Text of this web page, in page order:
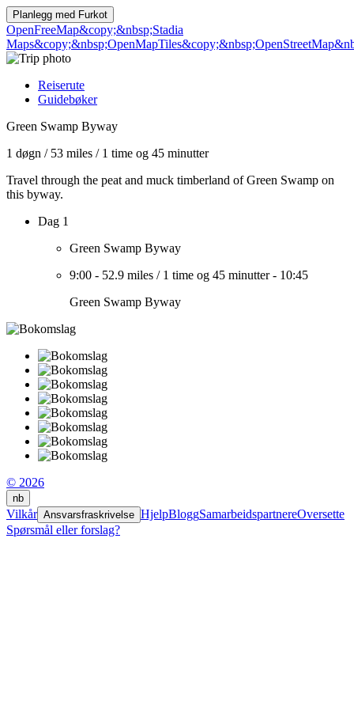
Planlegg med Furkot
OpenFreeMap&copy;&nbsp;Stadia
Maps&copy;&nbsp;OpenMapTiles
Reiserute
Guidebøker
Green Swamp Byway
1 døgn / 53 miles / 1 time og 45 minutter
Travel through the peat and muck timberland of Green Swamp on
this byway.
Dag 1
Green Swamp Byway
9:00 - 52.9 miles / 1 time og 45 minutter- 10:45
Green Swamp Byway
© 2026
nb
Vilkår Ansvarsfraskrivelse HjelpBloggSamarbeidspartnereOversette
Spørsmål eller forslag?